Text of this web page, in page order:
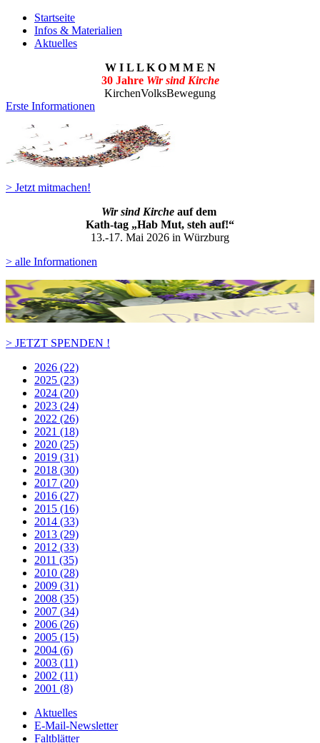
Startseite
Infos & Materialien
Aktuelles
W I L L K O M M E N
30 Jahre Wir sind Kirche
KirchenVolksBewegung
Erste Informationen
> Jetzt mitmachen!
Wir sind Kirche auf dem
Kath-tag „Hab Mut, steh auf!“
13.-17. Mai 2026 in Würzburg
> alle Informationen
> JETZT SPENDEN !
2026 (22)
2025 (23)
2024 (20)
2023 (24)
2022 (26)
2021 (18)
2020 (25)
2019 (31)
2018 (30)
2017 (20)
2016 (27)
2015 (16)
2014 (33)
2013 (29)
2012 (33)
2011 (35)
2010 (28)
2009 (31)
2008 (35)
2007 (34)
2006 (26)
2005 (15)
2004 (6)
2003 (11)
2002 (11)
2001 (8)
Aktuelles
E-Mail-Newsletter
Faltblätter